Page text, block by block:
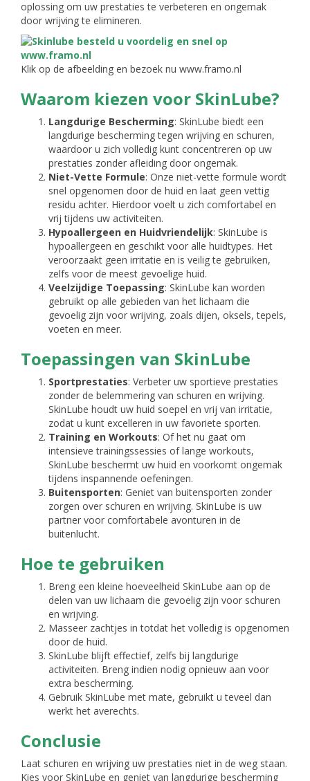
oplossing om uw prestaties te verbeteren en ongemak
door wrijving te elimineren.
Klik op de afbeelding en bezoek nu www.framo.nl
Waarom kiezen voor SkinLube?
Langdurige Bescherming: SkinLube biedt een
langdurige bescherming tegen wrijving en schuren,
waardoor u zich volledig kunt concentreren op uw
prestaties zonder afleiding door ongemak.
Niet-Vette Formule: Onze niet-vette formule wordt
snel opgenomen door de huid en laat geen vettig
residu achter. Hierdoor voelt u zich comfortabel en
vrij tijdens uw activiteiten.
Hypoallergeen en Huidvriendelijk: SkinLube is
hypoallergeen en geschikt voor alle huidtypes. Het
veroorzaakt geen irritatie en is veilig te gebruiken,
zelfs voor de meest gevoelige huid.
Veelzijdige Toepassing: SkinLube kan worden
gebruikt op alle gebieden van het lichaam die
gevoelig zijn voor wrijving, zoals dijen, oksels, tepels,
voeten en meer.
Toepassingen van SkinLube
Sportprestaties: Verbeter uw sportieve prestaties
zonder de belemmering van schuren en wrijving.
SkinLube houdt uw huid soepel en vrij van irritatie,
zodat u kunt excelleren in uw favoriete sporten.
Training en Workouts: Of het nu gaat om
intensieve trainingssessies of lange workouts,
SkinLube beschermt uw huid en voorkomt ongemak
tijdens inspannende oefeningen.
Buitensporten: Geniet van buitensporten zonder
zorgen over schuren en wrijving. SkinLube is uw
partner voor comfortabele avonturen in de
buitenlucht.
Hoe te gebruiken
Breng een kleine hoeveelheid SkinLube aan op de
delen van uw lichaam die gevoelig zijn voor schuren
en wrijving.
Masseer zachtjes in totdat het volledig is opgenomen
door de huid.
SkinLube blijft effectief, zelfs bij langdurige
activiteiten. Breng indien nodig opnieuw aan voor
extra bescherming.
Gebruik SkinLube met mate, gebruikt u teveel dan
werkt het averechts.
Conclusie
Laat schuren en wrijving uw prestaties niet in de weg staan.
Kies voor SkinLube en geniet van langdurige bescherming